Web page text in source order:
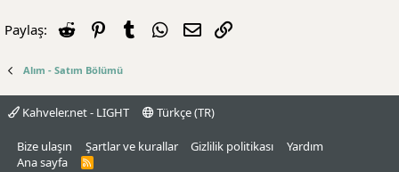
Paylaş: Reddit PinterestTumblrWhatsApp
E-posta
Alım - Satım Bölümü
Kahveler.net - LIGHT Türkçe (TR)
Bize ulaşın Şartlar ve kurallar Gizlilik politikası
Yardım
Ana sayfa
R